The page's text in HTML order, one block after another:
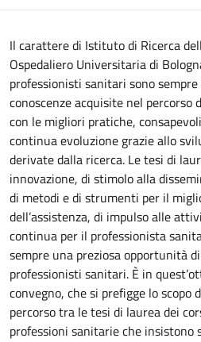
Il carattere di Istituto di Ricerca
Ospedaliero Universitaria di
professionisti sanitari sono
conoscenze acquisite nel
con le migliori pratiche,
continua evoluzione grazie allo
derivate dalla ricerca. Le tesi di
innovazione, di stimolo alla
di metodi e di strumenti per il
dell’assistenza, di impulso alle
continua per il professionista
sempre una preziosa opportunità
professionisti sanitari. È in
convegno, che si prefigge lo
percorso tra le tesi di laurea dei
professioni sanitarie che insistono